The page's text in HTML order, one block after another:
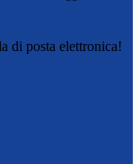
di posta elettronica!